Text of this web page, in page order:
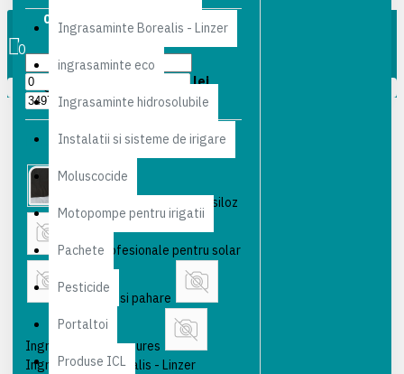
0 produs(e) - 0,00 lei
0
Coșul este gol!
Ingrasaminte Borealis - Linzer
ingrasaminte eco
Ingrasaminte hidrosolubile
Instalatii si sisteme de irigare
Moluscocide
Motopompe pentru irigatii
Pachete
Pesticide
Portaltoi
Produse ICL
PRICE
lei
lei
SUBCATEGORIES
Folii profesionale pentru siloz
Folii profesionale pentru solar
Ghivece si pahare
Ingrasaminte Azomures
Ingrasaminte Borealis - Linzer